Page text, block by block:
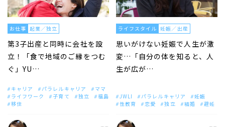
お仕事 起業／独立
第3子出産と同時に会社を設
立！「食で地域のご縁をつむ
ぐ」YU…
キャリア パラレルキャリア
ママ
ライフワーク
子育て 独立
福島
移住
ライフスタイル 妊娠／出産
思いがけない妊娠で人生が激
変…「自分の体を知ると、人
生が広が…
JWLI パラレルキャリア
妊娠
性教育
恋愛 独立 結婚 避妊